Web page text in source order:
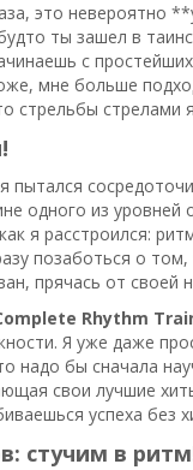
это невероятно
ты зашел в
с
мне больше
стрельбы стрелами
пытался
одного из
я расстроился:
позаботься о
прячась от своей
Rhythm
Я уже даже
надо бы сначала
свои лучшие
успеха без
стучим в